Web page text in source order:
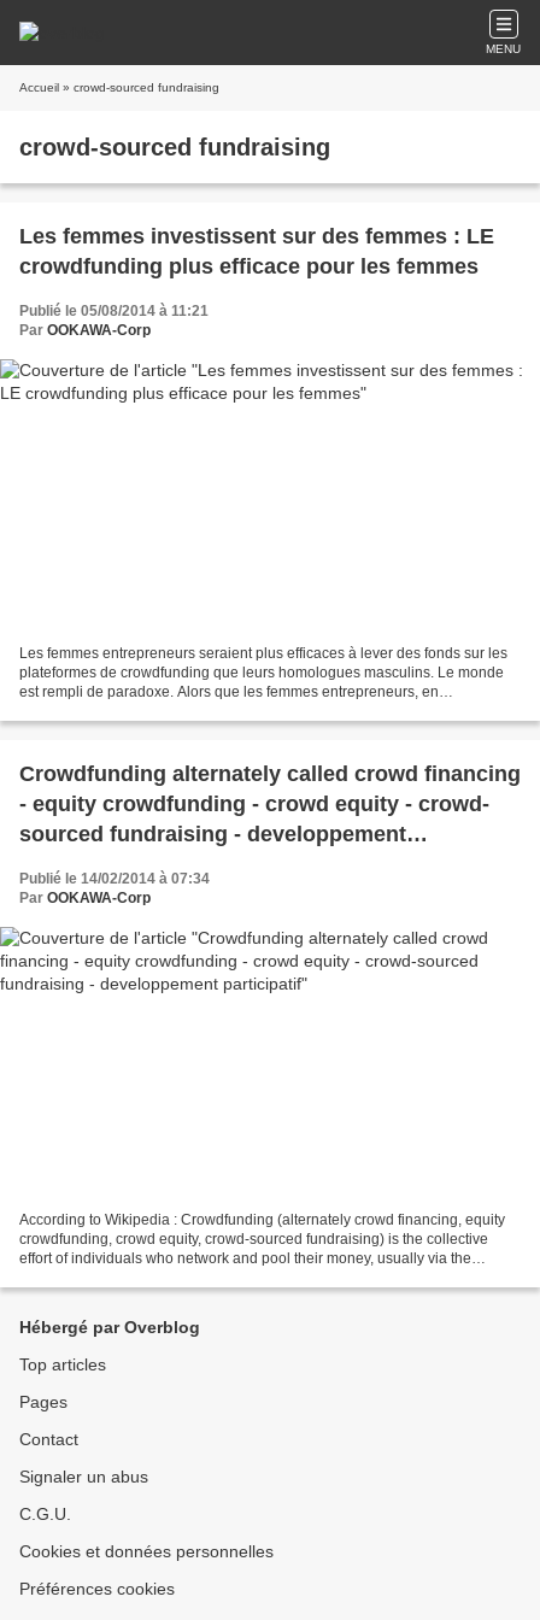
MENU
Accueil » crowd-sourced fundraising
crowd-sourced fundraising
Les femmes investissent sur des femmes : LE
crowdfunding plus efficace pour les femmes
Publié le 05/08/2014 à 11:21
Par OOKAWA-Corp
Les femmes entrepreneurs seraient plus efficaces à lever des fonds sur les
plateformes de crowdfunding que leurs homologues masculins. Le monde
est rempli de paradoxe. Alors que les femmes entrepreneurs, en
Crowdfunding alternately called crowd financing
- equity crowdfunding - crowd equity - crowd-
sourced fundraising - developpement
Publié le 14/02/2014 à 07:34
Par OOKAWA-Corp
According to Wikipedia : Crowdfunding (alternately crowd financing, equity
crowdfunding, crowd equity, crowd-sourced fundraising) is the collective
effort of individuals who network and pool their money, usually via the
Hébergé par Overblog
Top articles
Pages
Contact
Signaler un abus
C.G.U.
Cookies et données personnelles
Préférences cookies